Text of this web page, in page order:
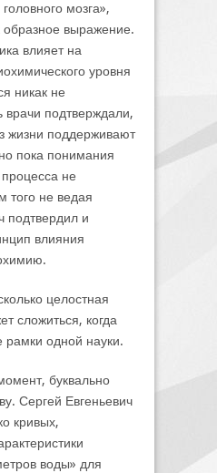
мозга»,
образное выражение.
влияет на
уровня
никак не
врачи подтверждали,
жизни поддерживают
пока понимания
не
того не ведая
подтвердил и
влияния
целостная
сложиться, когда
рамки одной науки.
буквально
Сергей Евгеньевич
кривых,
воды» для